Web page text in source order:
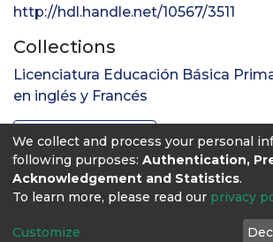
http://hdl.handle.net/10567/3511
Collections
Licenciatura Educación Básica
en inglés y Francés
Full item page
We collect and process your personal
following purposes: Authentication,
Acknowledgement and Statistics.
To learn more, please read our privacy
Customize